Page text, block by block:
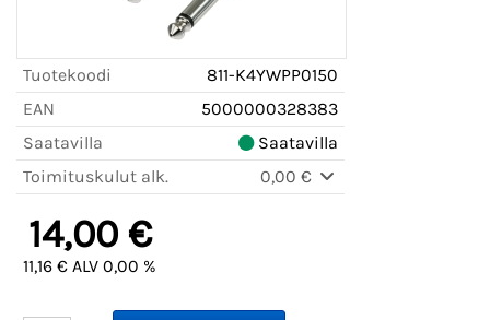
Tuotekoodi
811-K4YWPP0150
EAN
5000000328383
Saatavilla
Saatavilla
Toimituskulut alk.
0,00 €
14,00 €
11,16 € ALV 0,00 %